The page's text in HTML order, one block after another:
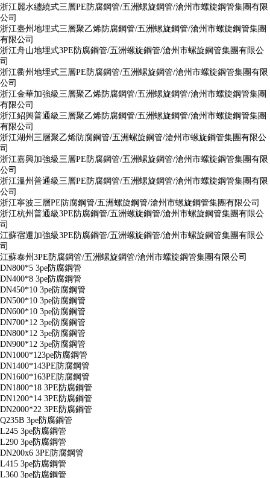
浙江麗水纏繞式三層PE防腐鋼管/五洲螺旋鋼管/滄州市螺旋鋼管集團有限
公司
浙江臺州地埋式三層聚乙烯防腐鋼管/五洲螺旋鋼管/滄州市螺旋鋼管集團
有限公司
浙江舟山地埋式3PE防腐鋼管/五洲螺旋鋼管/滄州市螺旋鋼管集團有限公
司
浙江衢州地埋式三層PE防腐鋼管/五洲螺旋鋼管/滄州市螺旋鋼管集團有限
公司
浙江金華加強級三層聚乙烯防腐鋼管/五洲螺旋鋼管/滄州市螺旋鋼管集團
有限公司
浙江紹興普通級三層聚乙烯防腐鋼管/五洲螺旋鋼管/滄州市螺旋鋼管集團
有限公司
浙江湖州三層聚乙烯防腐鋼管/五洲螺旋鋼管/滄州市螺旋鋼管集團有限公
司
浙江嘉興加強級三層PE防腐鋼管/五洲螺旋鋼管/滄州市螺旋鋼管集團有限
公司
浙江溫州普通級三層PE防腐鋼管/五洲螺旋鋼管/滄州市螺旋鋼管集團有限
公司
浙江寧波三層PE防腐鋼管/五洲螺旋鋼管/滄州市螺旋鋼管集團有限公司
浙江杭州普通級3PE防腐鋼管/五洲螺旋鋼管/滄州市螺旋鋼管集團有限公
司
江蘇宿遷加強級3PE防腐鋼管/五洲螺旋鋼管/滄州市螺旋鋼管集團有限公
司
江蘇泰州3PE防腐鋼管/五洲螺旋鋼管/滄州市螺旋鋼管集團有限公司
DN800*5 3pe防腐鋼管
DN400*8 3pe防腐鋼管
DN450*10 3pe防腐鋼管
DN500*10 3pe防腐鋼管
DN600*10 3pe防腐鋼管
DN700*12 3pe防腐鋼管
DN800*12 3pe防腐鋼管
DN900*12 3pe防腐鋼管
DN1000*123pe防腐鋼管
DN1400*143PE防腐鋼管
DN1600*163PE防腐鋼管
DN1800*18 3PE防腐鋼管
DN1200*14 3PE防腐鋼管
DN2000*22 3PE防腐鋼管
Q235B 3pe防腐鋼管
L245 3pe防腐鋼管
L290 3pe防腐鋼管
DN200x6 3PE防腐鋼管
L415 3pe防腐鋼管
L360 3pe防腐鋼管